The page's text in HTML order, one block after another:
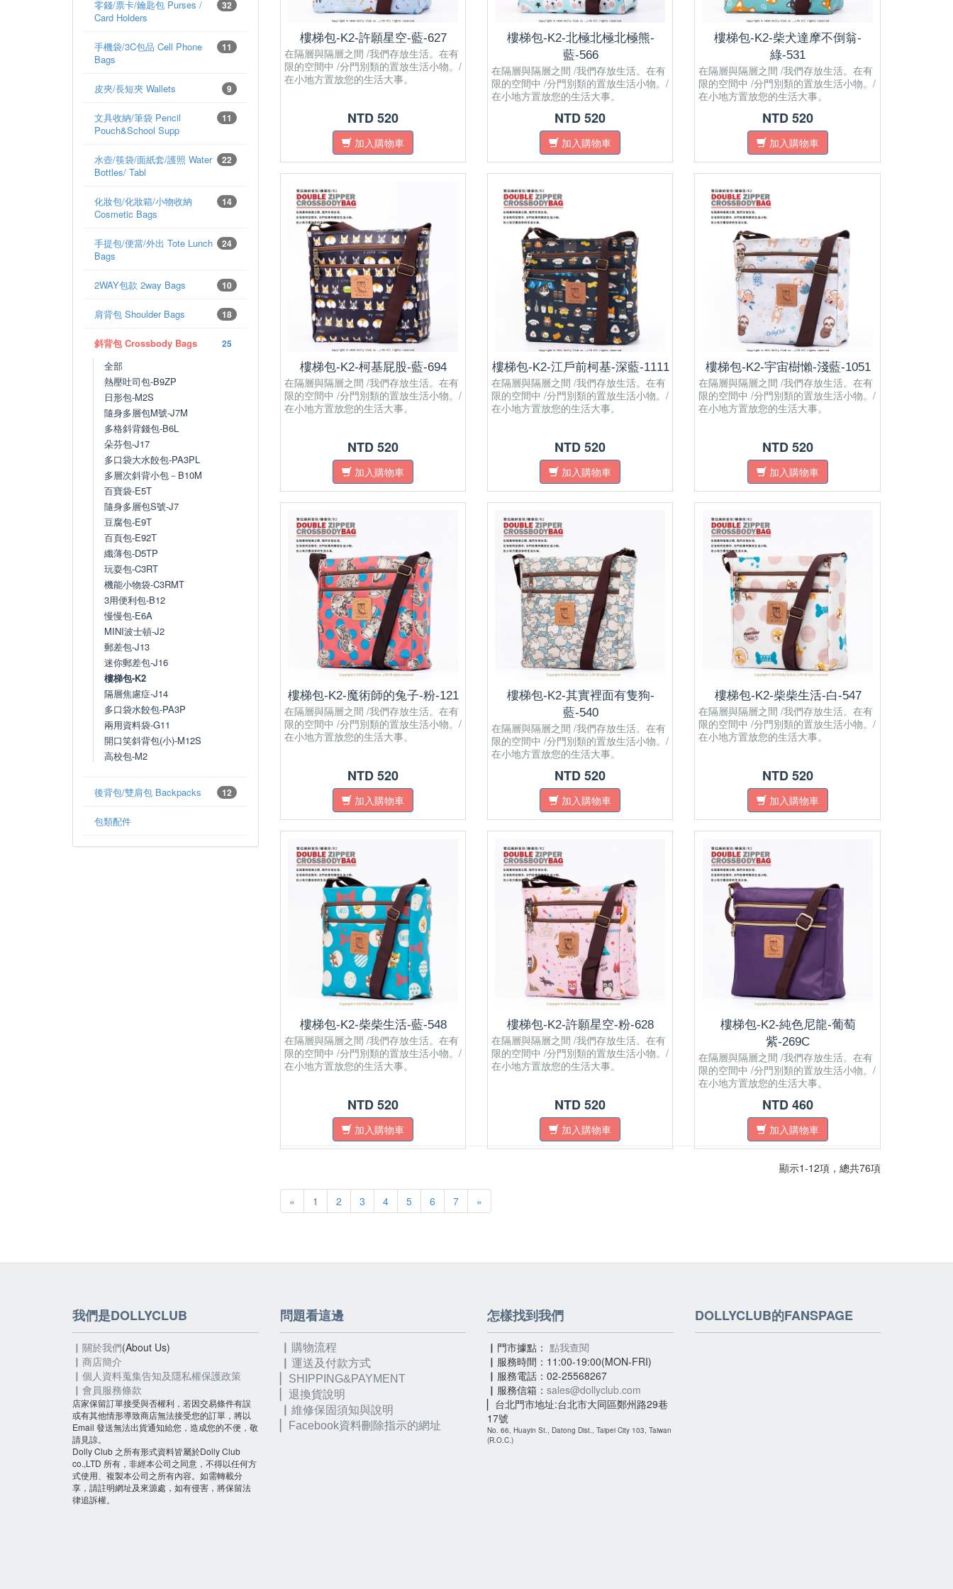
32
零錢/票卡/鑰匙包 Purses /
Card Holders
11
手機袋/3C包品 Cell Phone
Bags
9
皮夾/長短夾 Wallets
11
文具收納/筆袋 Pencil
Pouch&School Supp
22
水壺/筷袋/面紙套/護照 Water
Bottles/ Tabl
14
化妝包/化妝箱/小物收納
Cosmetic Bags
24
手提包/便當/外出 Tote Lunch
Bags
10
2WAY包款 2way Bags
18
肩背包 Shoulder Bags
25
斜背包 Crossbody Bags
全部
熱壓吐司包-B9ZP
日形包-M2S
隨身多層包M號-J7M
多格斜背錢包-B6L
朵芬包-J17
多口袋大水餃包-PA3PL
多層次斜背小包－B10M
百寶袋-E5T
隨身多層包S號-J7
豆腐包-E9T
百頁包-E92T
纖薄包-D5TP
玩耍包-C3RT
機能小物袋-C3RMT
3用便利包-B12
慢慢包-E6A
MINI波士頓-J2
郵差包-J13
迷你郵差包-J16
樓梯包-K2
隔層焦慮症-J14
多口袋水餃包-PA3P
兩用資料袋-G11
開口笑斜背包(小)-M12S
高校包-M2
12
後背包/雙肩包 Backpacks
包類配件
樓梯包-K2-許願星空-藍-627
在隔層與隔層之間 /我們存放生活。在有
限的空間中 /分門別類的置放生活小物。/
在小地方置放您的生活大事。
NTD 520
加入購物車
樓梯包-K2-北極北極北極熊-
藍-566
在隔層與隔層之間 /我們存放生活。在有
限的空間中 /分門別類的置放生活小物。/
在小地方置放您的生活大事。
NTD 520
加入購物車
樓梯包-K2-柴犬達摩不倒翁-
綠-531
在隔層與隔層之間 /我們存放生活。在有
限的空間中 /分門別類的置放生活小物。/
在小地方置放您的生活大事。
NTD 520
加入購物車
樓梯包-K2-柯基屁股-藍-694
在隔層與隔層之間 /我們存放生活。在有
限的空間中 /分門別類的置放生活小物。/
在小地方置放您的生活大事。
NTD 520
加入購物車
樓梯包-K2-江戶前柯基-深藍-1111
在隔層與隔層之間 /我們存放生活。在有
限的空間中 /分門別類的置放生活小物。/
在小地方置放您的生活大事。
NTD 520
加入購物車
樓梯包-K2-宇宙樹懶-淺藍-1051
在隔層與隔層之間 /我們存放生活。在有
限的空間中 /分門別類的置放生活小物。/
在小地方置放您的生活大事。
NTD 520
加入購物車
樓梯包-K2-魔術師的兔子-粉-121
在隔層與隔層之間 /我們存放生活。在有
限的空間中 /分門別類的置放生活小物。/
在小地方置放您的生活大事。
NTD 520
加入購物車
樓梯包-K2-其實裡面有隻狗-
藍-540
在隔層與隔層之間 /我們存放生活。在有
限的空間中 /分門別類的置放生活小物。/
在小地方置放您的生活大事。
NTD 520
加入購物車
樓梯包-K2-柴柴生活-白-547
在隔層與隔層之間 /我們存放生活。在有
限的空間中 /分門別類的置放生活小物。/
在小地方置放您的生活大事。
NTD 520
加入購物車
樓梯包-K2-柴柴生活-藍-548
在隔層與隔層之間 /我們存放生活。在有
限的空間中 /分門別類的置放生活小物。/
在小地方置放您的生活大事。
NTD 520
加入購物車
樓梯包-K2-許願星空-粉-628
在隔層與隔層之間 /我們存放生活。在有
限的空間中 /分門別類的置放生活小物。/
在小地方置放您的生活大事。
NTD 520
加入購物車
樓梯包-K2-純色尼龍-葡萄
紫-269C
在隔層與隔層之間 /我們存放生活。在有
限的空間中 /分門別類的置放生活小物。/
在小地方置放您的生活大事。
NTD 460
加入購物車
« 1 2 3 4 5 6 7 »
顯示1-12項，總共76項
我們是DOLLYCLUB
▏關於我們(About Us)
▏ 商店簡介
▏個人資料蒐集告知及隱私權保護政策
▏會員服務條款
店家保留訂單接受與否權利，若因交易條件有誤
或有其他情形導致商店無法接受您的訂單，將以
Email 發送無法出貨通知給您，造成您的不便，敬
請見諒。
Dolly Club 之所有形式資料皆屬於Dolly Club
co.,LTD 所有，非經本公司之同意，不得以任何方
式使用、複製本公司之所有內容。如需轉載分
享，請註明網址及來源處，如有侵害，將保留法
律追訴權。
問題看這邊
▏購物流程
▏運送及付款方式
▏SHIPPING&PAYMENT
▏退換貨說明
▏維修保固須知與說明
Facebook資料刪除指示的網址
怎樣找到我們
▏門市據點： 點我查閱
▏服務時間：11:00-19:00(MON-FRI)
▏服務電話：02-25568267
▏服務信箱： sales@dollyclub.com
▏台北門市地址:台北市大同區鄭州路29巷
17號
No. 66, Huayin St., Datong Dist., Taipei City 103, Taiwan
(R.O.C.)
DOLLYCLUB的FANSPAGE